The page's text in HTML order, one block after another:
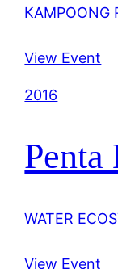
KAMPOONG
View Event
2016
WATER
View Event